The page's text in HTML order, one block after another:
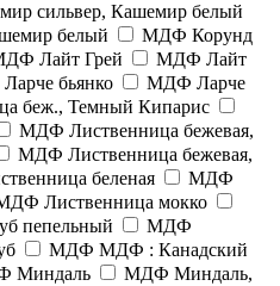
сильвер, Кашемир белый
белый
МДФ Корунд
Лайт Грей
МДФ Лайт
бьянко
МДФ Ларче
беж., Темный Кипарис
МДФ Лиственница бежевая,
МДФ Лиственница бежевая,
беленая
МДФ
Лиственница мокко
пепельный
МДФ
МДФ МДФ : Канадский
Миндаль
МДФ Миндаль,